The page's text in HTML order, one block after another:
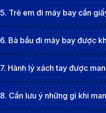
5. Trẻ em đi máy bay cần
6. Bà bầu đi máy bay được
7. Hành lý xách tay được
8. Cần lưu ý những gì khi